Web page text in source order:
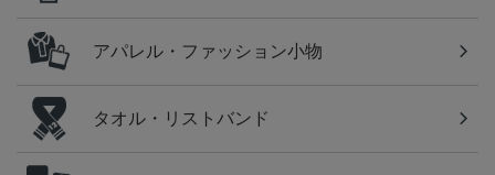
アパレル・ファッション小物
タオル・リストバンド